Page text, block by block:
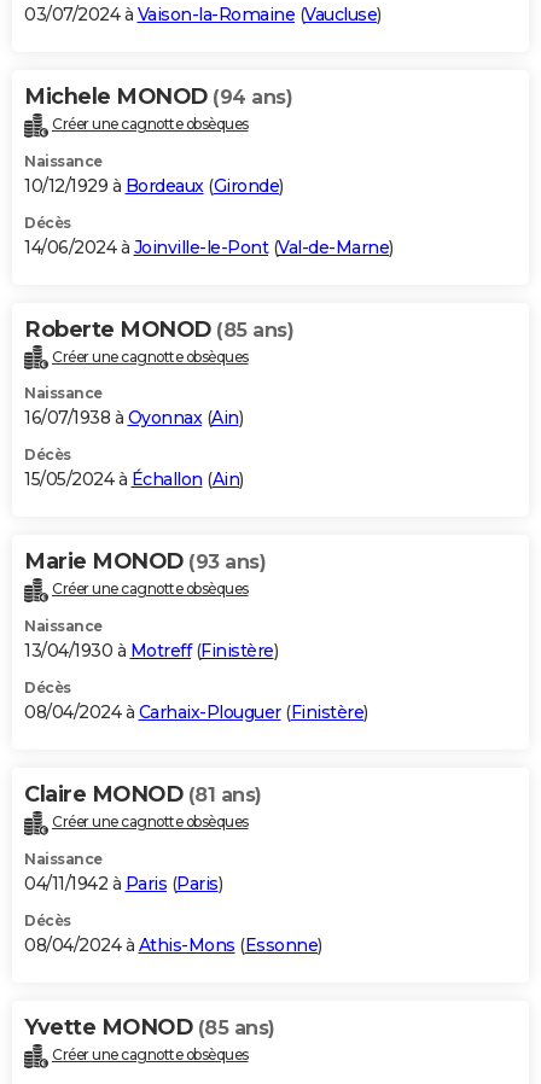
03/07/2024 à Vaison-la-Romaine (Vaucluse)
Michele MONOD (94 ans)
Créer une cagnotte obsèques
Naissance
10/12/1929 à Bordeaux (Gironde)
Décès
14/06/2024 à Joinville-le-Pont(Val-de-Marne)
Roberte MONOD (85 ans)
Créer une cagnotte obsèques
Naissance
16/07/1938 à Oyonnax(Ain)
Décès
15/05/2024 à Échallon (Ain)
Marie MONOD (93 ans)
Créer une cagnotte obsèques
Naissance
13/04/1930 à Motreff(Finistère)
Décès
08/04/2024 à Carhaix-Plouguer(Finistère)
Claire MONOD (81 ans)
Créer une cagnotte obsèques
Naissance
04/11/1942 à Paris (Paris)
Décès
08/04/2024 à Athis-Mons (Essonne)
Yvette MONOD (85 ans)
Créer une cagnotte obsèques